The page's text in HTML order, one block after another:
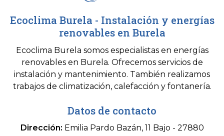
Ecoclima Burela - Instalación y energías
renovables en Burela
Ecoclima Burela somos especialistas en energías
renovables en Burela. Ofrecemos servicios de
instalación y mantenimiento. También realizamos
trabajos de climatización, calefacción y fontanería.
Datos de contacto
Dirección: Emilia Pardo Bazán, 11 Bajo - 27880